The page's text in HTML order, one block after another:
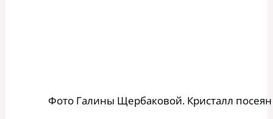
Фото Галины Щербаковой. Кристалл